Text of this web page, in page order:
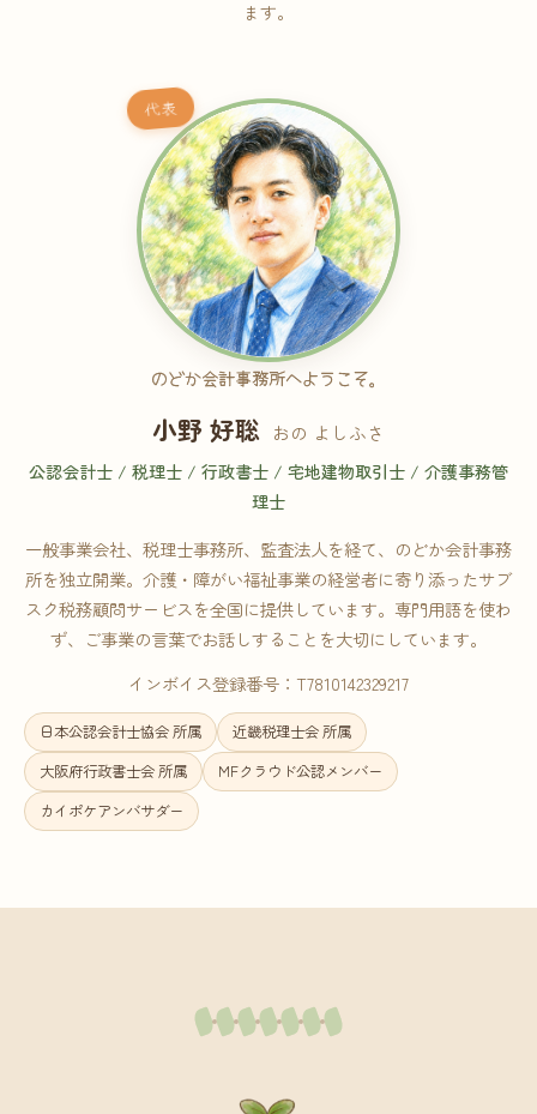
ます。
代表
のどか会計事務所へようこそ。
小野 好聡 おの よしふさ
公認会計士 / 税理士 / 行政書士 / 宅地建物取引士 / 介護事務管
理士
一般事業会社、税理士事務所、監査法人を経て、のどか会計事務
所を独立開業。介護・障がい福祉事業の経営者に寄り添ったサブ
スク税務顧問サービスを全国に提供しています。専門用語を使わ
ず、ご事業の言葉でお話しすることを大切にしています。
インボイス登録番号：T7810142329217
日本公認会計士協会 所属
近畿税理士会 所属
大阪府行政書士会 所属
MFクラウド公認メンバー
カイポケアンバサダー